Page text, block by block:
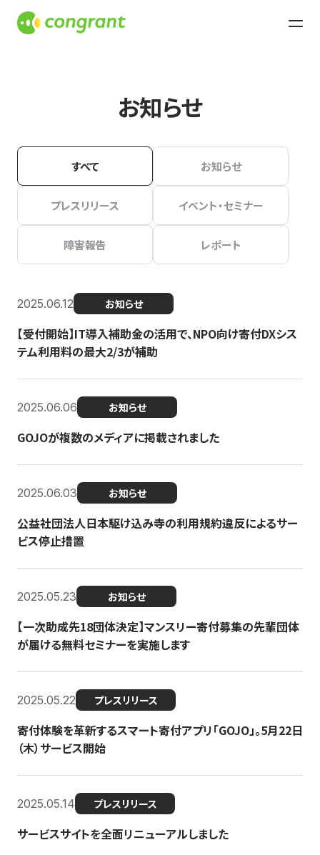
お知らせ
すべて お知らせ
プレスリリース イベント・セミナー
障害報告 レポート
2025.06.12 お知らせ
【受付開始】IT導入補助金の活用で、NPO向け寄付DXシス
テム利用料の最大2/3が補助
2025.06.06 お知らせ
GOJOが複数のメディアに掲載されました
2025.06.03 お知らせ
公益社団法人日本駆け込み寺の利用規約違反によるサー
ビス停止措置
2025.05.23 お知らせ
【一次助成先18団体決定】マンスリー寄付募集の先輩団体
が届ける無料セミナーを実施します
2025.05.22 プレスリリース
寄付体験を革新するスマート寄付アプリ「GOJO」。5月22日
（木）サービス開始
2025.05.14 プレスリリース
サービスサイトを全面リニューアルしました